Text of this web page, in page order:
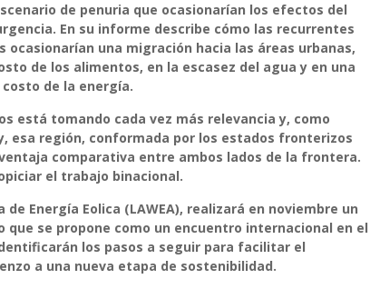
de penuria que ocasionarían los efectos del
En su informe describe cómo las recurrentes
una migración hacia las áreas urbanas,
de los alimentos, en la escasez del agua y en una
de la energía.
está tomando cada vez más relevancia y, como
esa región, conformada por los estados fronterizos
comparativa entre ambos lados de la frontera.
el trabajo binacional.
Energía Eolica (LAWEA), realizará en noviembre un
se propone como un encuentro internacional en el
los pasos a seguir para facilitar el
a una nueva etapa de sostenibilidad.